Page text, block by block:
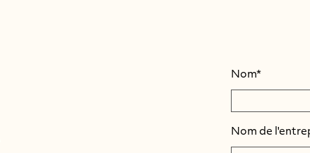
Nom*
Nom de